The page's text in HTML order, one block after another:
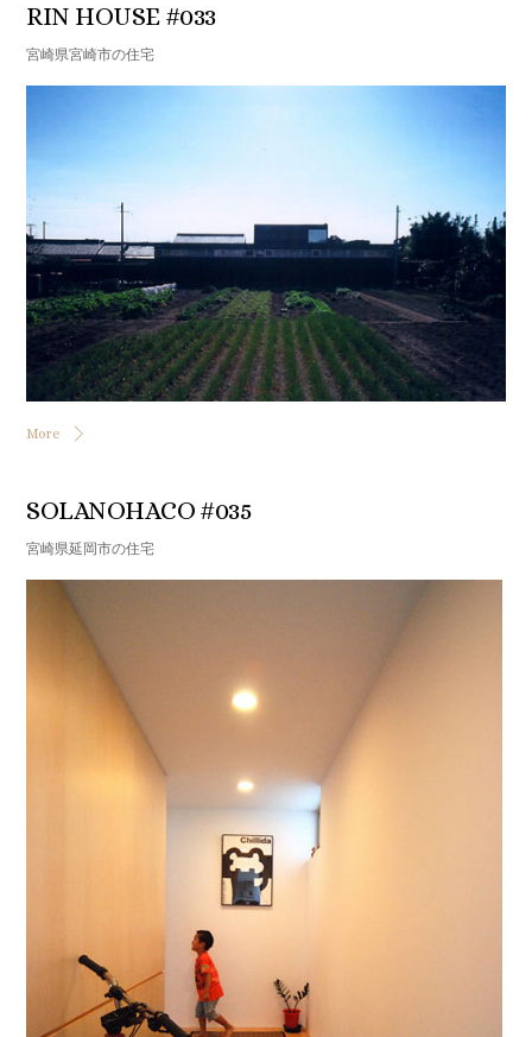
RIN HOUSE #033
宮崎県宮崎市の住宅
More
SOLANOHACO #035
宮崎県延岡市の住宅